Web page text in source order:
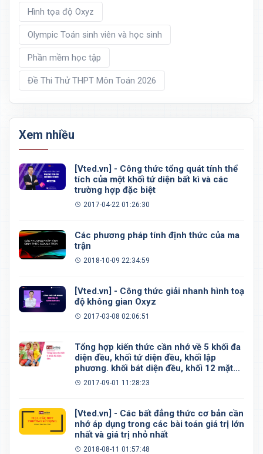
Hình tọa độ Oxyz
Olympic Toán sinh viên và học sinh
Phần mềm học tập
Đề Thi Thử THPT Môn Toán 2026
Xem nhiều
[Vted.vn] - Công thức tổng quát tính thể
tích của một khối tứ diện bất kì và các
trường hợp đặc biệt
2017-04-22 01:26:30
Các phương pháp tính định thức của ma
trận
2018-10-09 22:34:59
[Vted.vn] - Công thức giải nhanh hình toạ
độ không gian Oxyz
2017-03-08 02:06:51
Tổng hợp kiến thức cần nhớ về 5 khối đa
diện đều, khối tứ diện đều, khối lập
phương. khối bát diện đều, khối 12 mặt
đều, khối 20 mặt đều
2017-09-01 11:28:23
[Vted.vn] - Các bất đẳng thức cơ bản cần
nhớ áp dụng trong các bài toán giá trị lớn
nhất và giá trị nhỏ nhất
2018-08-11 01:57:48